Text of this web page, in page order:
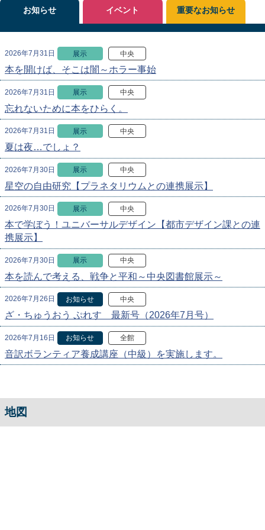
お知らせ
2026年7月31日 展示 中央
本を開けば、そこは闇～ホラー事始
2026年7月31日 展示 中央
忘れないために本をひらく。
2026年7月31日 展示 中央
夏は夜…でしょ？
2026年7月30日 展示 中央
星空の自由研究【プラネタリウムとの連携展示】
2026年7月30日 展示 中央
本で学ぼう！ユニバーサルデザイン【都市デザイン課との連
携展示】
2026年7月30日 展示 中央
本を読んで考える、戦争と平和～中央図書館展示～
2026年7月26日 お知らせ 中央
ざ・ちゅうおう ぷれす 最新号（2026年7月号）
2026年7月16日 お知らせ 全館
音訳ボランティア養成講座（中級）を実施します。
イベント 重要なお知らせ
地図